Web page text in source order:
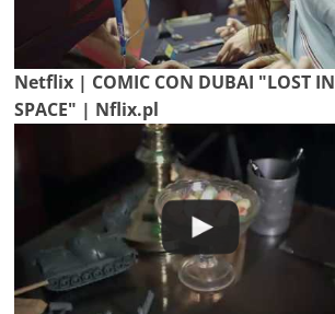
Netflix | COMIC CON DUBAI "LOST IN
SPACE" | Nflix.pl